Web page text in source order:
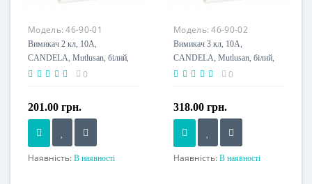
IP44
Модель:46-90-01
Вимикач 2 кл, 10А,
CANDELA, Mutlusan, білий,
(2125 002 0101)0
201.00 грн.
Наявність: В наявності
Модель:46-90-02
Вимикач 3 кл, 10А,
CANDELA, Mutlusan, білий,
(2125 009 0201)0
318.00 грн.
Наявність: В наявності